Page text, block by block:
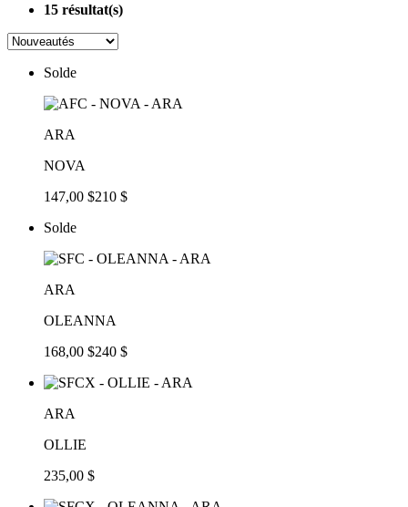
15 résultat(s)
Solde
ARA
NOVA
147,00 $210 $
Solde
ARA
OLEANNA
168,00 $240 $
ARA
OLLIE
235,00 $